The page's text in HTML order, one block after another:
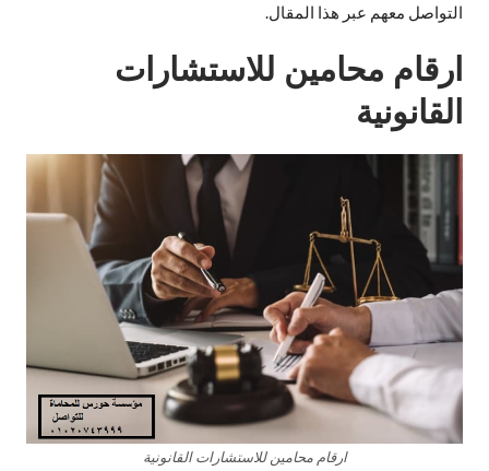
التواصل معهم عبر هذا المقال.
ارقام محامين للاستشارات
القانونية
ارقام محامين للاستشارات القانونية